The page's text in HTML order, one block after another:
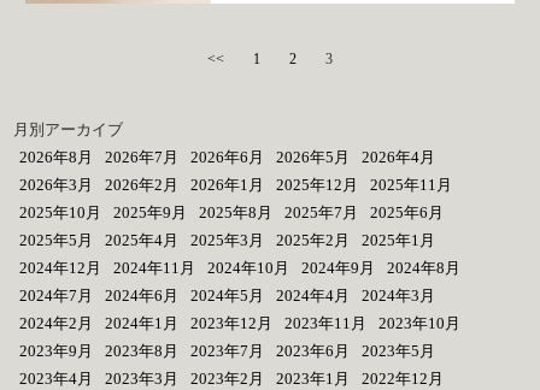
<< 1 2 3
月別アーカイブ
2026年8月
2026年7月 2026年6月 2026年5月
2026年4月
2026年3月
2026年2月 2026年1月 2025年12月
2025年11月
2025年10月
2025年9月 2025年8月 2025年7月
2025年6月
2025年5月
2025年4月 2025年3月 2025年2月
2025年1月
2024年12月
2024年11月 2024年10月 2024年9月
2024年8月
2024年7月
2024年6月 2024年5月 2024年4月
2024年3月
2024年2月
2024年1月 2023年12月 2023年11月
2023年10月
2023年9月
2023年8月 2023年7月 2023年6月
2023年5月
2023年4月
2023年3月 2023年2月 2023年1月
2022年12月